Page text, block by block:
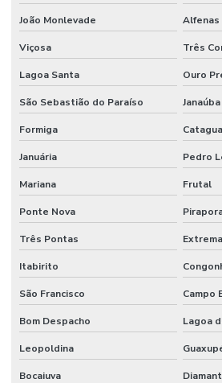
Manutenção E Conservação De Ambientes
Manutenção elétrica preventiva
Manutenção de equipamentos industriais
Manutenção de estações de tratamento de
Manutenção e gestão de instalações
Manutenção industrial
Manutenção de infraestrutura empresarial
Manutenção de instalações elétricas
Manutenção Inteligente Em Indústrias
Manutenção Predial
João Monlevade Alfenas
Viçosa Três
Lagoa Santa Ouro
São Sebastião do Paraíso Janaúba
Formiga
Januária Pedro
Mariana Frutal
Ponte Nova
Três Pontas Extrema
Itabirito
São Francisco Campo
Bom Despacho Lagoa
Leopoldina
Bocaiuva